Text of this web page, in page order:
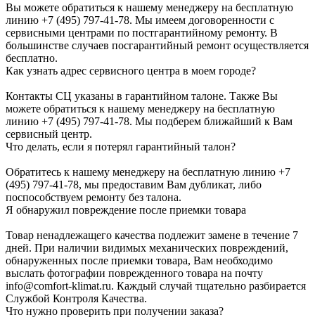
Вы можете обратиться к нашему менеджеру на бесплатную
линию +7 (495) 797-41-78. Мы имеем договоренности с
сервисными центрами по постгарантийному ремонту. В
большинстве случаев посгарантийный ремонт осуществляется
бесплатно.
Как узнать адрес сервисного центра в моем городе?
Контакты СЦ указаны в гарантийном талоне. Также Вы
можете обратиться к нашему менеджеру на бесплатную
линию +7 (495) 797-41-78. Мы подберем ближайший к Вам
сервисный центр.
Что делать, если я потерял гарантийный талон?
Обратитесь к нашему менеджеру на бесплатную линию +7
(495) 797-41-78, мы предоставим Вам дубликат, либо
поспособствуем ремонту без талона.
Я обнаружил повреждение после приемки товара
Товар ненадлежащего качества подлежит замене в течение 7
дней. При наличии видимых механических повреждений,
обнаруженных после приемки товара, Вам необходимо
выслать фотографии поврежденного товара на почту
info@comfort-klimat.ru. Каждый случай тщательно разбирается
Службой Контроля Качества.
Что нужно проверить при получении заказа?